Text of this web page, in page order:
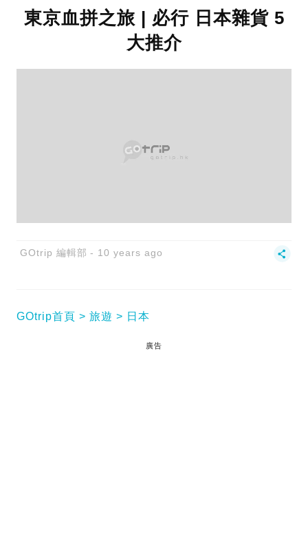
東京血拼之旅 | 必行 日本雜貨 5
大推介
GOtrip 編輯部 10 years ago
GOtrip首頁 旅遊 日本
廣告